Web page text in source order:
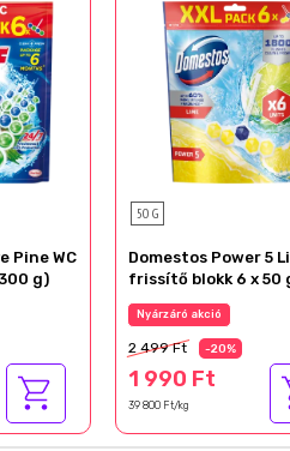
Pine WC
g)
50 G
Domestos Power 5
frissítő blokk 6 x 50
Nyárzáró akció
2 499 Ft -20%
1 990 Ft
39 800 Ft/kg